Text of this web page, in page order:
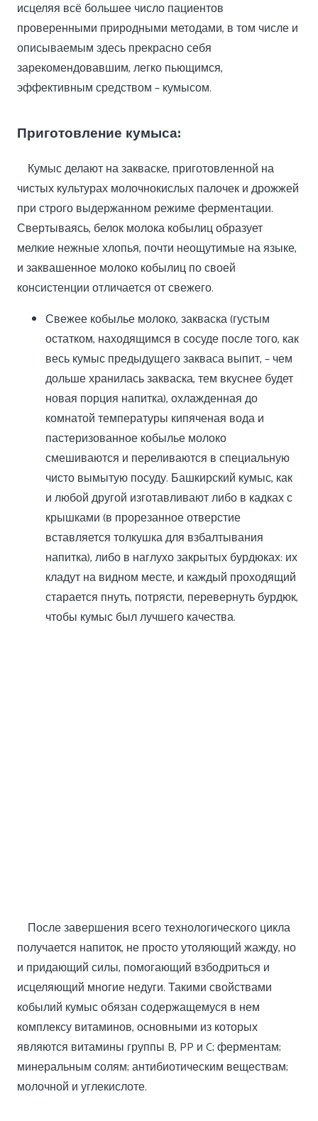
исцеляя всё большее число пациентов
проверенными природными методами, в том числе и
описываемым здесь прекрасно себя
зарекомендовавшим, легко пьющимся,
эффективным средством – кумысом.
Приготовление кумыса:
Кумыс делают на закваске, приготовленной на
чистых культурах молочнокислых палочек и дрожжей
при строго выдержанном режиме ферментации.
Свертываясь, белок молока кобылиц образует
мелкие нежные хлопья, почти неощутимые на языке,
и заквашенное молоко кобылиц по своей
консистенции отличается от свежего.
Свежее кобылье молоко, закваска (густым
остатком, находящимся в сосуде после того, как
весь кумыс предыдущего закваса выпит, – чем
дольше хранилась закваска, тем вкуснее будет
новая порция напитка), охлажденная до
комнатой температуры кипяченая вода и
пастеризованное кобылье молоко
смешиваются и переливаются в специальную
чисто вымытую посуду. Башкирский кумыс, как
и любой другой изготавливают либо в кадках с
крышками (в прорезанное отверстие
вставляется толкушка для взбалтывания
напитка), либо в наглухо закрытых бурдюках: их
кладут на видном месте, и каждый проходящий
старается пнуть, потрясти, перевернуть бурдюк,
чтобы кумыс был лучшего качества.
После завершения всего технологического цикла
получается напиток, не просто утоляющий жажду, но
и придающий силы, помогающий взбодриться и
исцеляющий многие недуги. Такими свойствами
кобылий кумыс обязан содержащемуся в нем
комплексу витаминов, основными из которых
являются витамины группы B, PP и C; ферментам;
минеральным солям; антибиотическим веществам;
молочной и углекислоте.